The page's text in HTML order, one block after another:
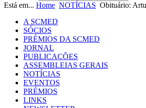
Está em... Home NOTÍCIAS Obituário:
A SCMED
SÓCIOS
PRÉMIOS DA SCMED
JORNAL
PUBLICAÇÕES
ASSEMBLEIAS GERAIS
NOTÍCIAS
EVENTOS
PRÉMIOS
LINKS